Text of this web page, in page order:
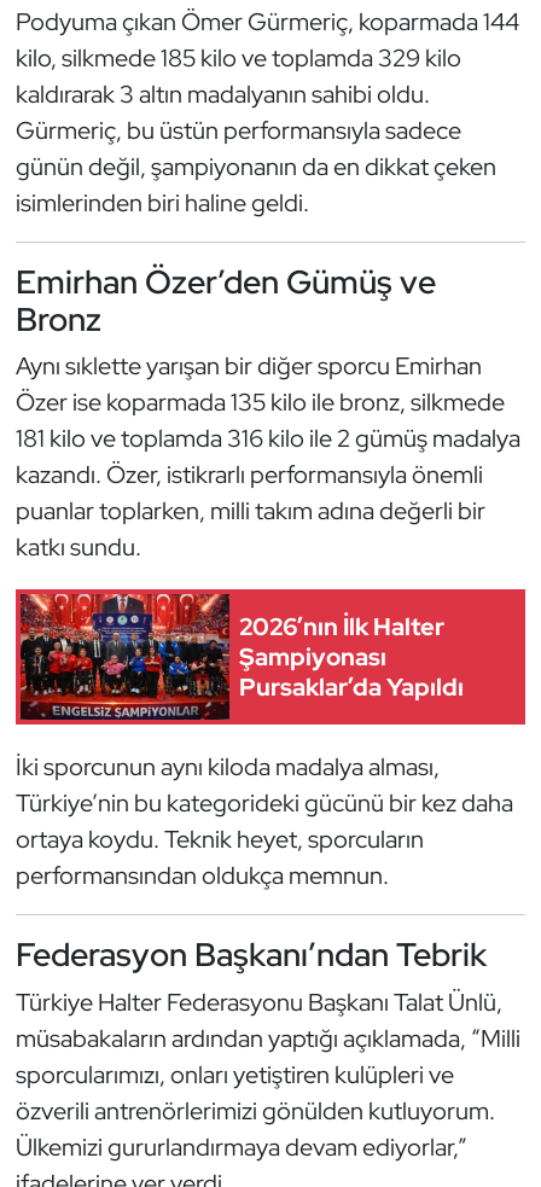
Podyuma çıkan Ömer Gürmeriç, koparmada 144
kilo, silkmede 185 kilo ve toplamda 329 kilo
kaldırarak 3 altın madalyanın sahibi oldu.
Gürmeriç, bu üstün performansıyla sadece
günün değil, şampiyonanın da en dikkat çeken
isimlerinden biri haline geldi.
Emirhan Özer’den Gümüş ve
Bronz
Aynı sıklette yarışan bir diğer sporcu Emirhan
Özer ise koparmada 135 kilo ile bronz, silkmede
181 kilo ve toplamda 316 kilo ile 2 gümüş madalya
kazandı. Özer, istikrarlı performansıyla önemli
puanlar toplarken, milli takım adına değerli bir
katkı sundu.
2026’nın İlk Halter
Şampiyonası
Pursaklar’da Yapıldı
İki sporcunun aynı kiloda madalya alması,
Türkiye’nin bu kategorideki gücünü bir kez daha
ortaya koydu. Teknik heyet, sporcuların
performansından oldukça memnun.
Federasyon Başkanı’ndan Tebrik
Türkiye Halter Federasyonu Başkanı Talat Ünlü,
müsabakaların ardından yaptığı açıklamada, “Milli
sporcularımızı, onları yetiştiren kulüpleri ve
özverili antrenörlerimizi gönülden kutluyorum.
Ülkemizi gururlandırmaya devam ediyorlar,”
Golf
Halter
Hava Sporları
Hentbol
İşitme Engelli Sporcular
Judo ve Kuraş
Kano ve Rafting
Karate
Kayak
Kempo
Kick Boks
Kürek
Masa Tenisi
Modern Pentatlon
Motor Sporları
Muay Thai
Okçuluk
Optimist